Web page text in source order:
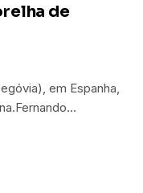
de
em Espanha,